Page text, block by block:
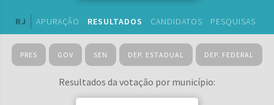
RJ APURAÇÃO RESULTADOS CANDIDATOS PESQUISAS
PRES GOV SEN DEP. ESTADUAL DEP. FEDERAL
Resultados da votação por município: